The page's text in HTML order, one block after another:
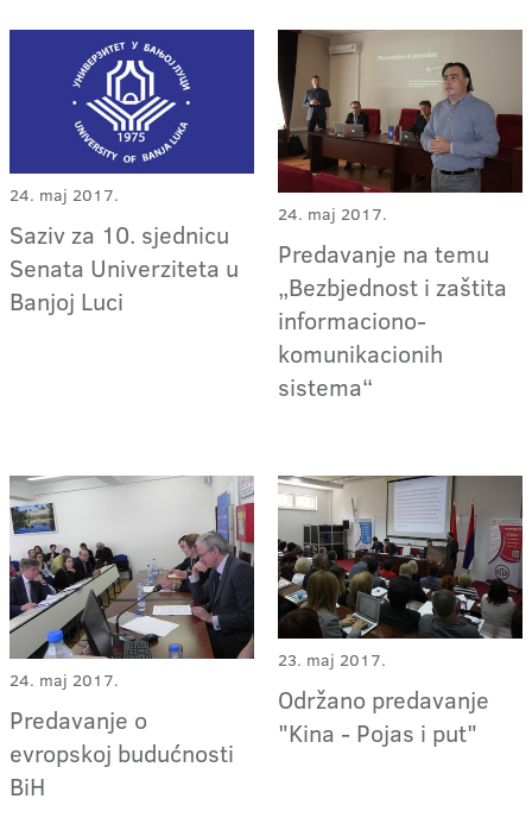
24. maj 2017.
Saziv za 10. sjednicu
Senata Univerziteta u
Banjoj Luci
24. maj 2017.
Predavanje na temu
„Bezbjednost i zaštita
informaciono-
komunikacionih
sistema“
24. maj 2017.
Predavanje o
evropskoj budućnosti
BiH
23. maj 2017.
Održano predavanje
"Kina - Pojas i put"